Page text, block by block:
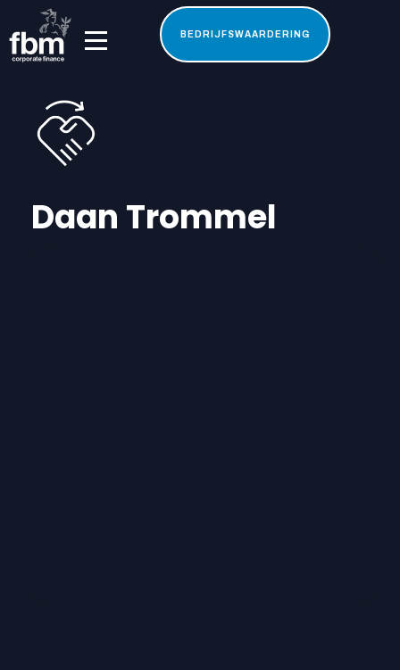
BEDRIJFSWAARDERING
Daan Trommel